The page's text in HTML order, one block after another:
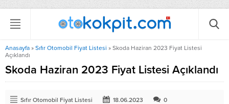
Anasayfa » Sıfır Otomobil Fiyat Listesi » Skoda Haziran 2023 Fiyat Listesi
Açıklandı
Skoda Haziran 2023 Fiyat Listesi Açıklandı
Sıfır Otomobil Fiyat Listesi 18.06.2023 0